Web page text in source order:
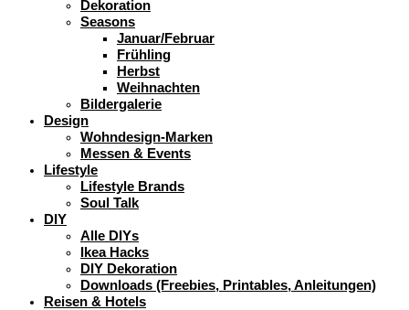
Dekoration
Seasons
Januar/Februar
Frühling
Herbst
Weihnachten
Bildergalerie
Design
Wohndesign-Marken
Messen & Events
Lifestyle
Lifestyle Brands
Soul Talk
DIY
Alle DIYs
Ikea Hacks
DIY Dekoration
Downloads (Freebies, Printables, Anleitungen)
Reisen & Hotels